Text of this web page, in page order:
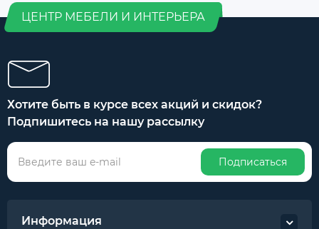
ЦЕНТР МЕБЕЛИ И ИНТЕРЬЕРА
Хотите быть в курсе всех акций и скидок?
Подпишитесь на нашу рассылку
Подписаться
Информация